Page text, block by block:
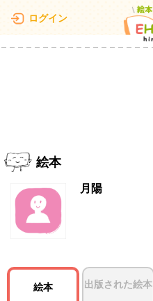
ログイン
絵本
月陽
絵本 出版された絵本